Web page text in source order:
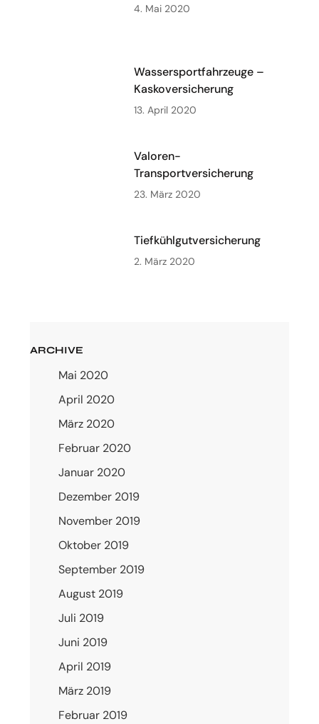
4. Mai 2020
Wassersportfahrzeuge –
Kaskoversicherung
13. April 2020
Valoren-
Transportversicherung
23. März 2020
Tiefkühlgutversicherung
2. März 2020
ARCHIVE
Mai 2020
April 2020
März 2020
Februar 2020
Januar 2020
Dezember 2019
November 2019
Oktober 2019
September 2019
August 2019
Juli 2019
Juni 2019
April 2019
März 2019
Februar 2019